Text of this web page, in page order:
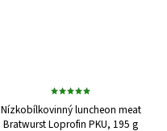
Nízkobílkovinný luncheon meat
Bratwurst Loprofin PKU, 195 g